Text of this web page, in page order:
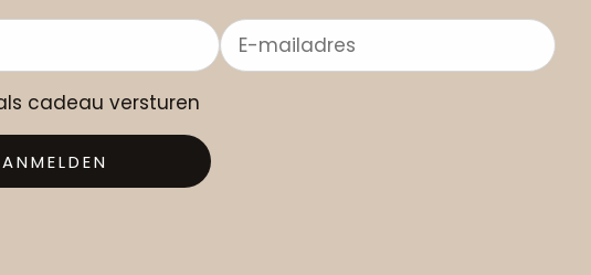
cadeau versturen